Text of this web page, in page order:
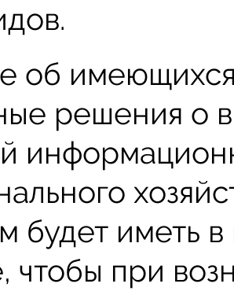
об
решения о
будет иметь
чтобы при